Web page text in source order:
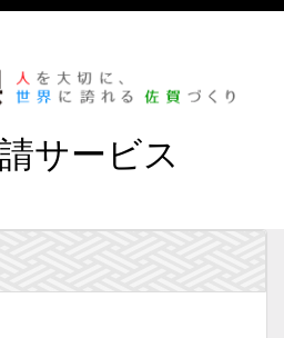
サービス